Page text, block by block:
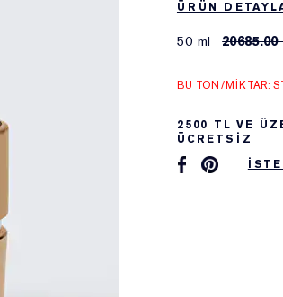
ÜRÜN
50 ml20685.00
BU TON/MIKTAR:
2500 TL VE
ÜCRETSİZ